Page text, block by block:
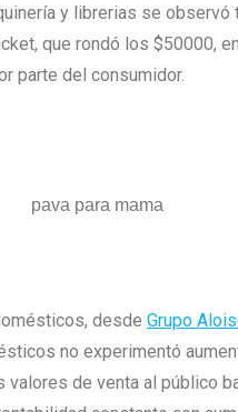
y librerias se observó
que rondó los $50000,
parte del consumidor.
desde Grupo
no experimentó
de venta al público